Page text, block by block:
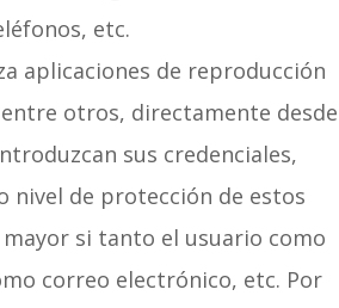
etc.
aplicaciones de reproducción
otros, directamente desde
sus credenciales,
nivel de protección de estos
si tanto el usuario como
correo electrónico, etc. Por